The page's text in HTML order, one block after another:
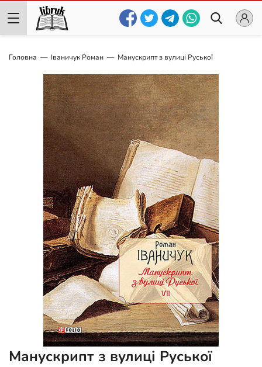
Головна Іваничук Роман Манускрипт з вулиці Руської
Манускрипт з вулиці Руської